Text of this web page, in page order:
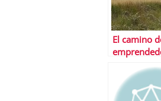
El camino